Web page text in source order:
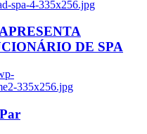
spa-4-335x256.jpg
DE SPA
335x256.jpg